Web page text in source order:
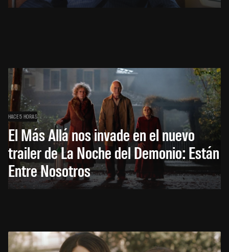
HACE 5 HORAS
El Más Allá nos invade en el nuevo
trailer de La Noche del Demonio: Están
Entre Nosotros